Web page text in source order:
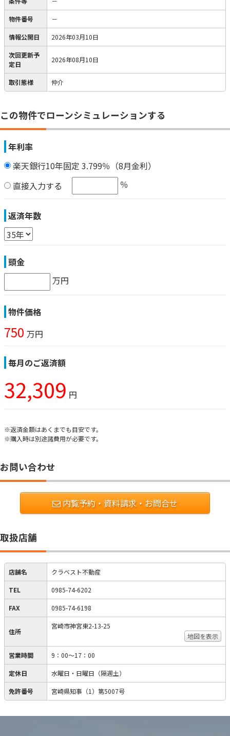
物件番号 －
情報公開日 2026年03月10日
次回更新予
定日
2026年08月10日
取引態様 仲介
この物件でローンシミュレーションする
年利率
楽天銀行10年固定 3.799％（8月金利）
直接入力する
％
返済年数
頭金
万円
物件価格
750 万円
毎月のご返済額
32,309 円
※返済金額はあくまでも目安です。
※購入時は別途諸費用が必要です。
お問い合わせ
内覧予約・資料請求・お問合せ
取扱店舗
店舗名 クラベスト不動産
TEL 0985-74-6202
FAX 0985-74-6198
住所
宮崎市神宮東2-13-25
地図を表示
営業時間 9：00～17：00
定休日 水曜日・日曜日（隔週土）
免許番号 宮崎県知事（1）第5007号